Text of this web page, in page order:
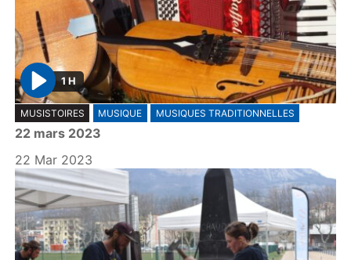
P
l
a
y
1 H
MUSISTOIRES MUSIQUE MUSIQUES TRADITIONNELLES
22 mars 2023
22 Mar 2023